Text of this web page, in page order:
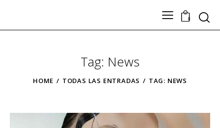
0
Search
Tag: News
HOME TODAS LAS ENTRADAS TAG: NEWS
TODOS LOS PRODUCTOS